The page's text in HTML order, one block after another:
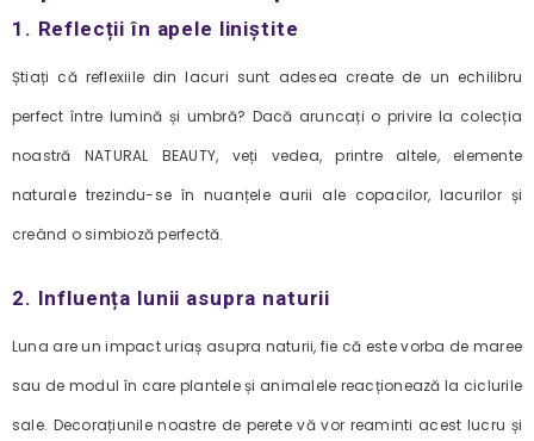
1. Reflecții în apele liniștite
Știați că reflexiile din lacuri sunt adesea create de un echilibru
perfect între lumină și umbră? Dacă aruncați o privire la colecția
noastră NATURAL BEAUTY, veți vedea, printre altele, elemente
naturale trezindu-se în nuanțele aurii ale copacilor, lacurilor și
creând o simbioză perfectă.
2. Influența lunii asupra naturii
Luna are un impact uriaș asupra naturii, fie că este vorba de maree
sau de modul în care plantele și animalele reacționează la ciclurile
sale. Decorațiunile noastre de perete vă vor reaminti acest lucru și